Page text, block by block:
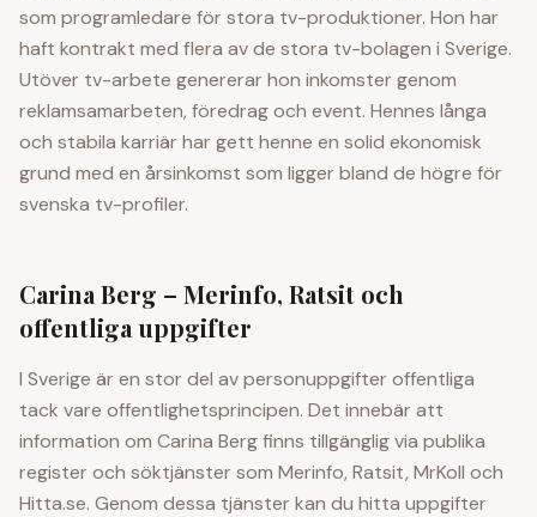
som programledare för stora tv-produktioner. Hon har
haft kontrakt med flera av de stora tv-bolagen i Sverige.
Utöver tv-arbete genererar hon inkomster genom
reklamsamarbeten, föredrag och event. Hennes långa
och stabila karriär har gett henne en solid ekonomisk
grund med en årsinkomst som ligger bland de högre för
svenska tv-profiler.
Carina Berg – Merinfo, Ratsit och
offentliga uppgifter
I Sverige är en stor del av personuppgifter offentliga
tack vare offentlighetsprincipen. Det innebär att
information om Carina Bergfinns tillgänglig via publika
register och söktjänster som Merinfo, Ratsit, MrKoll och
Hitta.se. Genom dessa tjänster kan du hitta uppgifter